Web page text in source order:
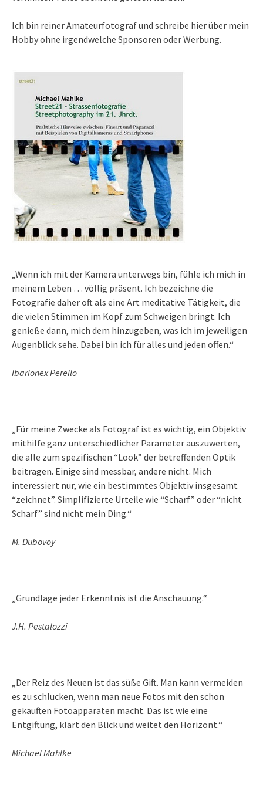
Ich bin reiner Amateurfotograf und schreibe hier über mein
Hobby ohne irgendwelche Sponsoren oder Werbung.
„Wenn ich mit der Kamera unterwegs bin, fühle ich mich in
meinem Leben … völlig präsent. Ich bezeichne die
Fotografie daher oft als eine Art meditative Tätigkeit, die
die vielen Stimmen im Kopf zum Schweigen bringt. Ich
genieße dann, mich dem hinzugeben, was ich im jeweiligen
Augenblick sehe. Dabei bin ich für alles und jeden offen.“
Ibarionex Perello
„Für meine Zwecke als Fotograf ist es wichtig, ein Objektiv
mithilfe ganz unterschiedlicher Parameter auszuwerten,
die alle zum spezifischen “Look” der betreffenden Optik
beitragen. Einige sind messbar, andere nicht. Mich
interessiert nur, wie ein bestimmtes Objektiv insgesamt
“zeichnet”. Simplifizierte Urteile wie “Scharf” oder “nicht
Scharf” sind nicht mein Ding.“
M. Dubovoy
„Grundlage jeder Erkenntnis ist die Anschauung.“
J.H. Pestalozzi
„Der Reiz des Neuen ist das süße Gift. Man kann vermeiden
es zu schlucken, wenn man neue Fotos mit den schon
gekauften Fotoapparaten macht. Das ist wie eine
Entgiftung, klärt den Blick und weitet den Horizont.“
Michael Mahlke